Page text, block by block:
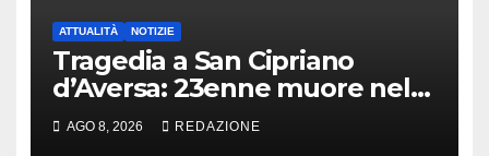
ATTUALITÀ NOTIZIE
Tragedia a San Cipriano
d’Aversa: 23enne muore nel
panificio
AGO 8, 2026 REDAZIONE